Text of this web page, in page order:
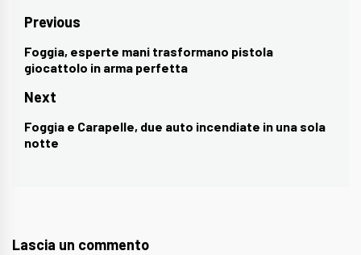
Navigazione
articoli
Previous
Previous
post:
Foggia, esperte mani trasformano pistola
giocattolo in arma perfetta
Next
Next
post:
Foggia e Carapelle, due auto incendiate in una sola
notte
Lascia un commento